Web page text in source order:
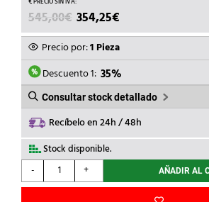
545,00€ EL
PRECIO
ORIGINAL
ERA:
545,00€.
354,25€
PRECIO
ACTUAL
ES:
354,25€.
Precio por:1 Pieza
Descuento 1: 35%
Consultar stock detallado
Recíbelo en 24h / 48h
Stock disponible.
-
nVent
HOFFMAN
+ AÑADIR AL